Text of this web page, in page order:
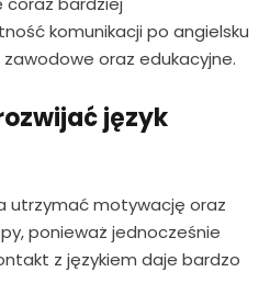
komunikacji po angielsku
oraz edukacyjne.
język
utrzymać motywację oraz
ponieważ jednocześnie
z językiem daje bardzo